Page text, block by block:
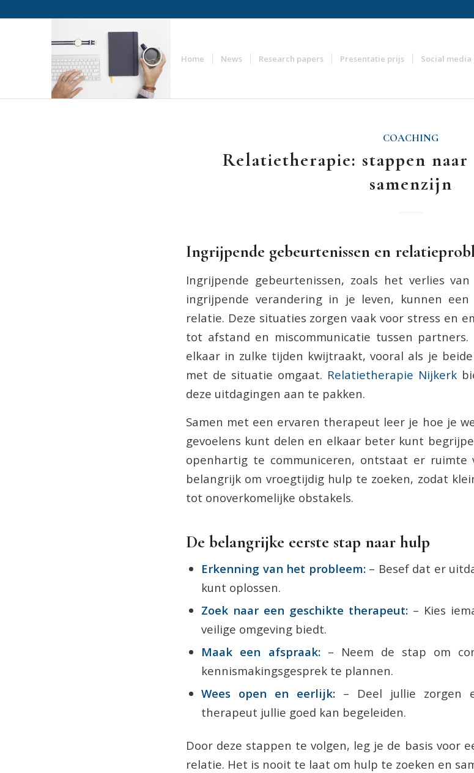
Home News Research papers Presentatie prijs Social
COACHING
Relatietherapie: stappen
samenzijn
Ingrijpende gebeurtenissen en
Ingrijpende gebeurtenissen, zoals het verlies
ingrijpende verandering in je leven, kunnen
relatie. Deze situaties zorgen vaak voor stress en
tot afstand en miscommunicatie tussen
elkaar in zulke tijden kwijtraakt, vooral als je
met de situatie omgaat. Relatietherapie Nijkerk
deze uitdagingen aan te pakken.
Samen met een ervaren therapeut leer je hoe je
gevoelens kunt delen en elkaar beter kunt
openhartig te communiceren, ontstaat er
belangrijk om vroegtijdig hulp te zoeken, zodat
tot onoverkomelijke obstakels.
De belangrijke eerste stap naar hulp
Erkenning van het probleem:– Besef dat er
kunt oplossen.
Zoek naar een geschikte therapeut: – Kies
veilige omgeving biedt.
Maak een afspraak:– Neem de stap om
kennismakingsgesprek te plannen.
Wees open en eerlijk: – Deel jullie zorgen
therapeut jullie goed kan begeleiden.
Door deze stappen te volgen, leg je de basis voor
relatie. Het is nooit te laat om hulp te zoeken en